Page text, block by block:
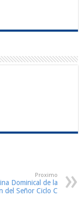
Proximo
Dominical de la
del Señor Ciclo C